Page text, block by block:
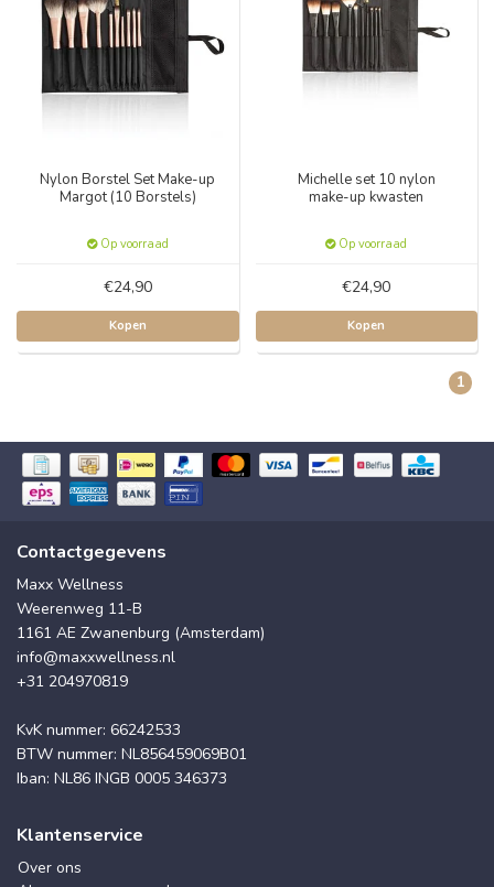
Nylon Borstel Set Make-up
Margot (10 Borstels)
Op voorraad
€24,90
Kopen
Michelle set 10 nylon
make-up kwasten
Op voorraad
€24,90
Kopen
1
Contactgegevens
Maxx Wellness
Weerenweg 11-B
1161 AE Zwanenburg (Amsterdam)
info@maxxwellness.nl
+31 204970819
KvK nummer: 66242533
BTW nummer: NL856459069B01
Iban: NL86 INGB 0005 346373
Klantenservice
Over ons